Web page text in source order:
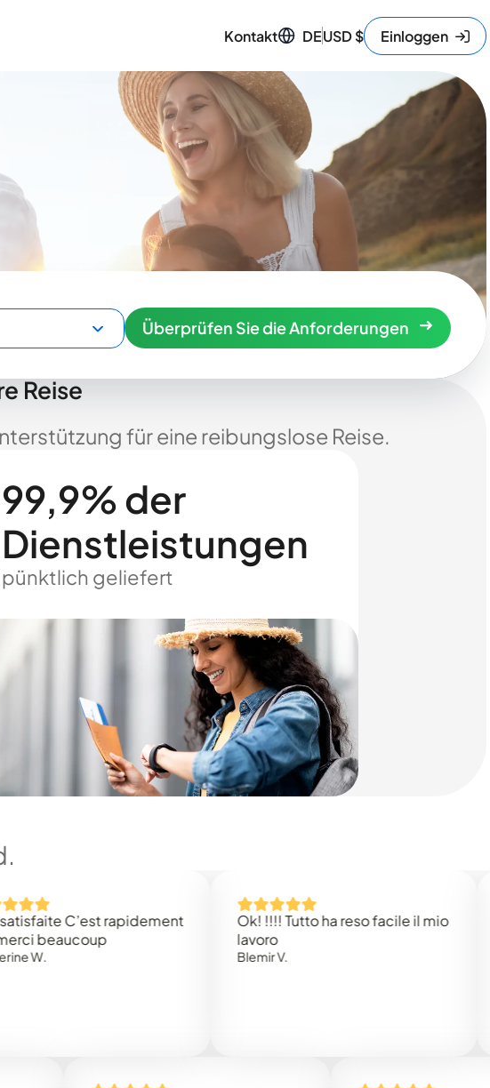
Kontakt DEUSD$ Einloggen
Überprüfen Sie die Anforderungen
Reise
für eine reibungslose Reise.
99,9% der
Dienstleistungen
pünktlich geliefert
C’est rapidement
Ok! !!!! Tutto ha reso facile il mio